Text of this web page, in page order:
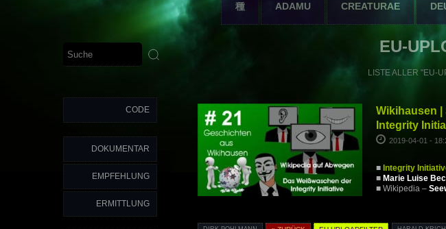
種 ADAMU CREATURAE
CODE
DOKUMENTAR
EMPFEHLUNG
ERMITTLUNG
EU-
LISTE ALLER "EU-
Wikihausen |
Integrity
2019-04-01 -
■ Integrity
■ Marie Luise
■ Wikipedia –